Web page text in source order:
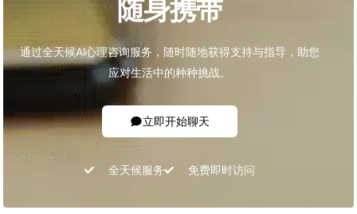
随身携带
通过全天候AI心理咨询服务，随时随地获得支持与指导，助您
应对生活中的种种挑战。
立即开始聊天
全天候服务 免费即时访问